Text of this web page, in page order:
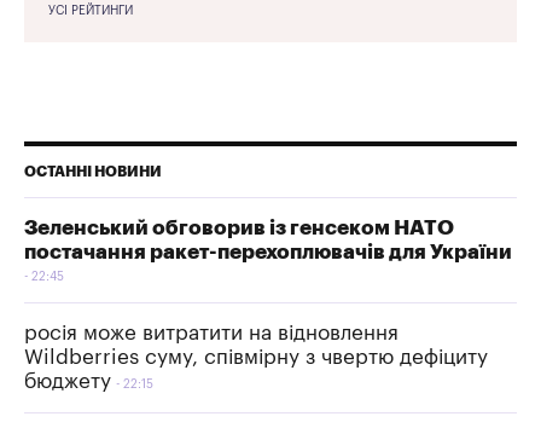
УСІ РЕЙТИНГИ
ОСТАННІ НОВИНИ
Зеленський обговорив із генсеком НАТО
постачання ракет-перехоплювачів для України
22:45
росія може витратити на відновлення
Wildberries суму, співмірну з чвертю дефіциту
бюджету
22:15